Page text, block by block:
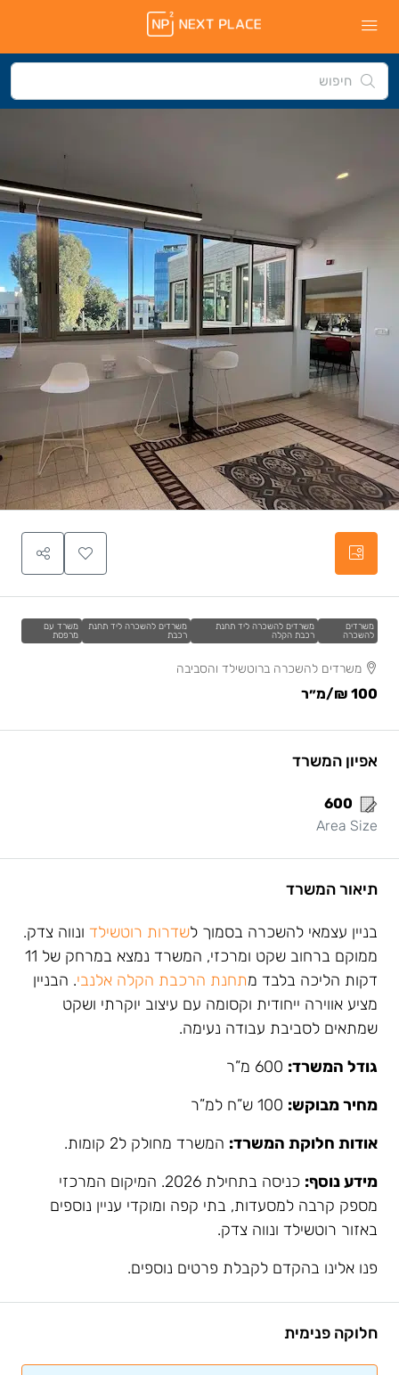
משרדים
להשכרה
משרדים להשכרה ליד תחנת
רכבת הקלה
משרדים להשכרה ליד תחנת
רכבת
משרד עם
מרפסת
משרדים להשכרה ברוטשילד והסביבה
100 ₪ /מ״ר
אפיון המשרד
600
Area Size
תיאור המשרד
בניין עצמאי להשכרה בסמוך לשדרות רוטשילד ונווה צדק.
ממוקם ברחוב שקט ומרכזי, המשרד נמצא במרחק של 11
דקות הליכה בלבד מתחנת הרכבת הקלה אלנבי. הבניין
מציע אווירה ייחודית וקסומה עם עיצוב יוקרתי ושקט
שמתאים לסביבת עבודה נעימה.
גודל המשרד:
מחיר מבוקש:
אודות חלוקת המשרד: המשרד מחולק ל2 קומות.
מידע נוסף:
כניסה בתחילת 2026. המיקום המרכזי
מספק קרבה למסעדות, בתי קפה ומוקדי עניין נוספים
באזור רוטשילד ונווה צדק.
פנו אלינו בהקדם לקבלת פרטים נוספים.
חלוקה פנימית